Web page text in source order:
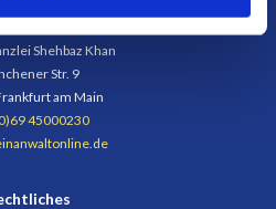
Shehbaz Khan
Str. 9
am Main
45000230